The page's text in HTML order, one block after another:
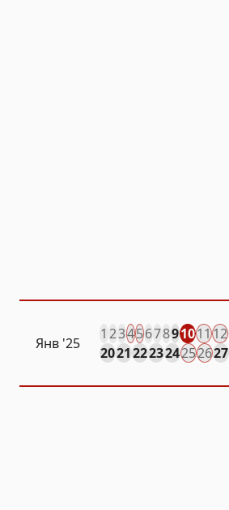
Янв '25
1 23456789101112
2021222324252627